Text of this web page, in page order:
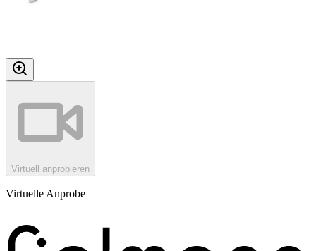
Virtuell anprobieren
Virtuelle Anprobe